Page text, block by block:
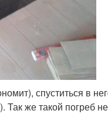
спуститься в
же такой погреб